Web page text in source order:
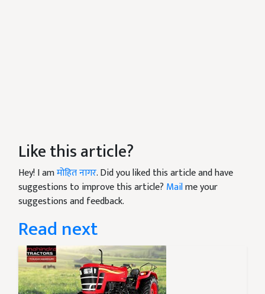
Like this article?
Hey! I amमोहित नागर. Did you liked this article and have
suggestions to improve this article? Mailme your
suggestions and feedback.
Read next